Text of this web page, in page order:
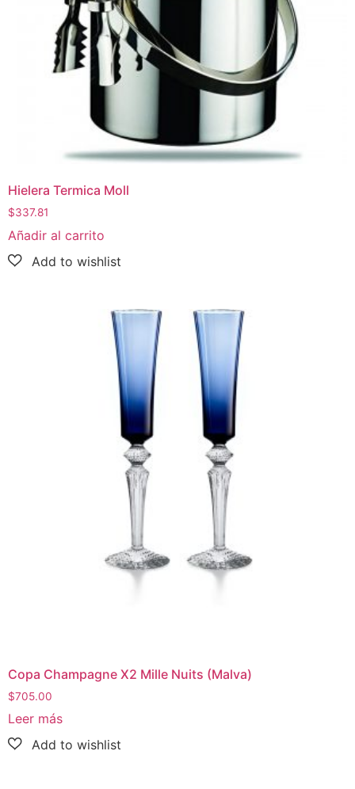
Hielera Termica Moll
$337.81
Añadir al carrito
Copa Champagne X2 Mille Nuits (Malva)
$705.00
Leer más